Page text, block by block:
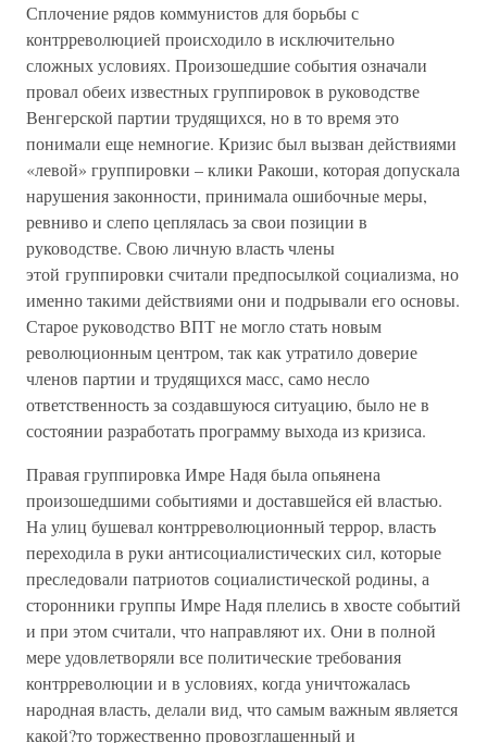
Сплочение рядов коммунистов для борьбы с
контрреволюцией происходило в исключительно
сложных условиях. Произошедшие события означали
провал обеих известных группировок в руководстве
Венгерской партии трудящихся, но в то время это
понимали еще немногие. Кризис был вызван действиями
«левой» группировки – клики Ракоши, которая допускала
нарушения законности, принимала ошибочные меры,
ревниво и слепо цеплялась за свои позиции в
руководстве. Свою личную власть члены
этой группировки считали предпосылкой социализма, но
именно такими действиями они и подрывали его основы.
Старое руководство ВПТ не могло стать новым
революционным центром, так как утратило доверие
членов партии и трудящихся масс, само несло
ответственность за создавшуюся ситуацию, было не в
состоянии разработать программу выхода из кризиса.
Правая группировка Имре Надя была опьянена
произошедшими событиями и доставшейся ей властью.
На улиц бушевал контрреволюционный террор, власть
переходила в руки антисоциалистических сил, которые
преследовали патриотов социалистической родины, а
сторонники группы Имре Надя плелись в хвосте событий
и при этом считали, что направляют их. Они в полной
мере удовлетворяли все политические требования
контрреволюции и в условиях, когда уничтожалась
народная власть, делали вид, что самым важным является
какой?то торжественно провозглашенный и